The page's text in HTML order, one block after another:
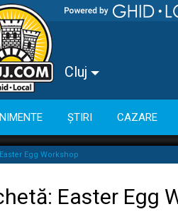
Cluj
ȘTIRI CAZARE
Easter Egg Workshop
Easter Egg